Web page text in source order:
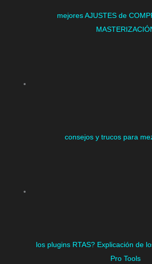
mejores AJUSTES de
consejos y trucos para
los plugins RTAS? Explicación de
Pro Tools